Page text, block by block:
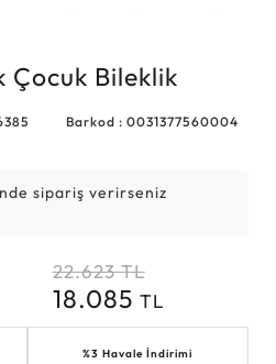
Çocuk Bileklik
Barkod : 0031377560004
sipariş verirseniz
22.623 TL
18.085 TL
%3 Havale İndirimi